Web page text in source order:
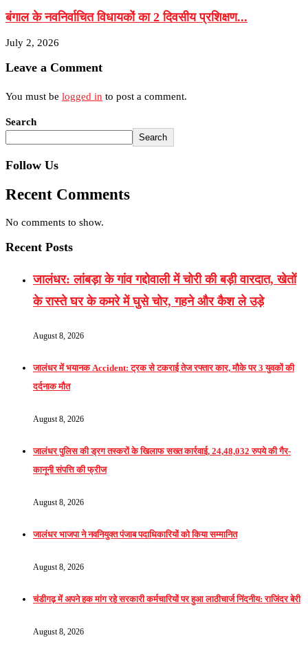
बंगाल के नवनिर्वाचित विधायकों का 2 दिवसीय प्रशिक्षण...
July 2, 2026
Leave a Comment
You must be logged in to post a comment.
Search
Search
Follow Us
Recent Comments
No comments to show.
Recent Posts
जालंधर: लांबड़ा के गांव गद्दोवाली में चोरी की बड़ी वारदात, खेतों
के रास्ते घर के कमरे में घुसे चोर, गहने और कैश ले उड़े
August 8, 2026
जालंधर में भयानक Accident: ट्रक से टकराई तेज रफ्तार कार, मौके पर 3 युवकों की
दर्दनाक मौत
August 8, 2026
जालंधर पुलिस की ड्रग तस्करों के खिलाफ सख्त कार्रवाई, 24,48,032 रुपये की गैर-
कानूनी संपत्ति की फ्रीज
August 8, 2026
जालंधर भाजपा ने नवनियुक्त पंजाब पदाधिकारियों को किया सम्मानित
August 8, 2026
चंडीगढ़ में अपने हक मांग रहे सरकारी कर्मचारियों पर हुआ लाठीचार्ज निंदनीय: राजिंदर बेरी
August 8, 2026